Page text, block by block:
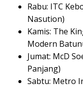
Rabu: ITC
Nasution)
Kamis: The
Modern
Jumat: McD
Panjang)
Sabtu: Metro